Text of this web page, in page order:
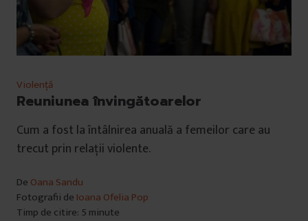
Violență
Reuniunea învingătoarelor
Cum a fost la întâlnirea anuală a femeilor care au
trecut prin relații violente.
De Oana Sandu
Fotografii de Ioana Ofelia Pop
Timp de citire: 5 minute